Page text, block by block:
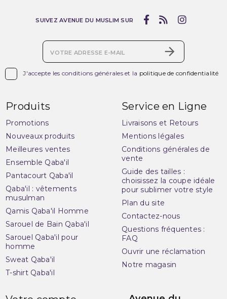
J'accepte les conditions générales et la politique de confidentialité
SUIVEZ AVENUE DU MUSLIM SUR
Produits
Promotions
Nouveaux produits
Meilleures ventes
Ensemble Qaba'il
Pantacourt Qaba'il
Qaba'il : vêtements
musulman
Qamis Qaba'il Homme
Sarouel de Bain Qaba'il
Sarouel Qaba'il pour
homme
Sweat Qaba'il
T-shirt Qaba'il
Service en Ligne
Livraisons et Retours
Mentions légales
Conditions générales de
vente
Guide des tailles :
choisissez la coupe idéale
pour sublimer votre style
Plan du site
Contactez-nous
Questions fréquentes :
FAQ
Ouvrir une réclamation
Notre magasin